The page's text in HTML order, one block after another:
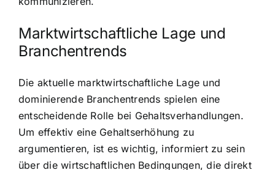
Marktwirtschaftliche Lage und
Branchentrends
Die aktuelle marktwirtschaftliche Lage und
dominierende Branchentrends spielen eine
entscheidende Rolle bei Gehaltsverhandlungen.
Um effektiv eine Gehaltserhöhung zu
argumentieren, ist es wichtig, informiert zu sein
über die wirtschaftlichen Bedingungen, die direkt